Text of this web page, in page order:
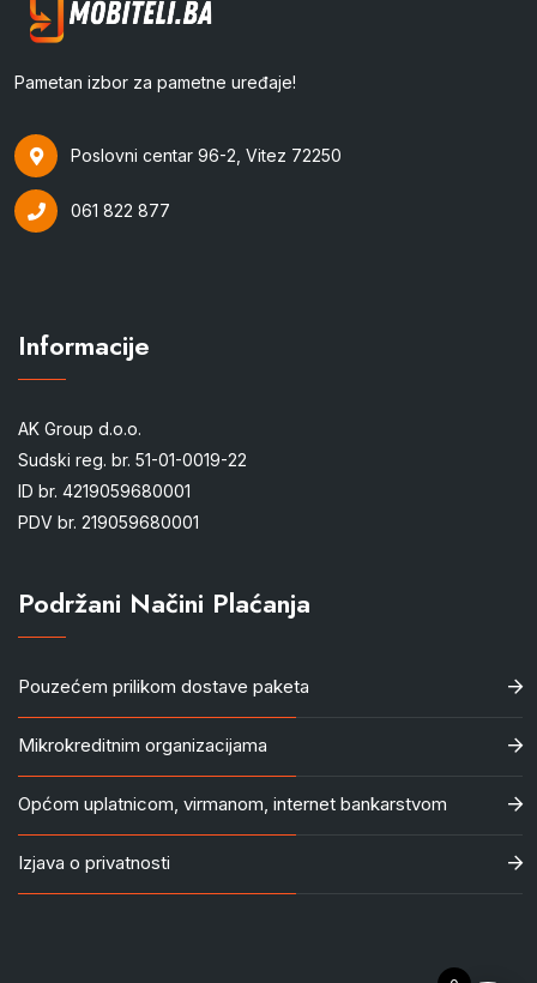
Pametan izbor za pametne uređaje!
Poslovni centar 96-2, Vitez 72250
061 822 877
Informacije
AK Group d.o.o.
Sudski reg. br. 51-01-0019-22
ID br. 4219059680001
PDV br. 219059680001
Podržani Načini Plaćanja
Pouzećem prilikom dostave paketa
Mikrokreditnim organizacijama
Općom uplatnicom, virmanom, internet bankarstvom
Izjava o privatnosti